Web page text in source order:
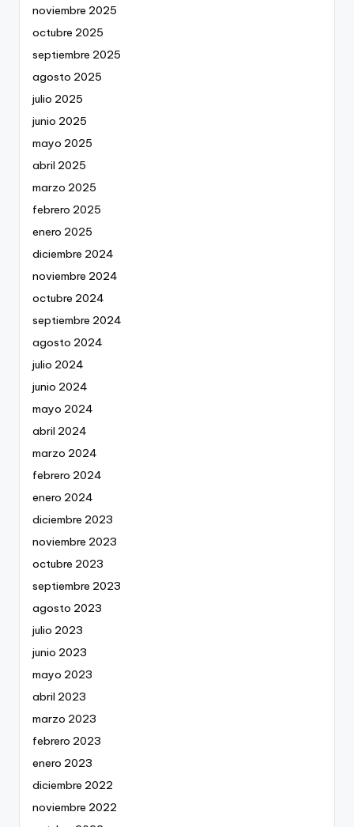
noviembre 2025
octubre 2025
septiembre 2025
agosto 2025
julio 2025
junio 2025
mayo 2025
abril 2025
marzo 2025
febrero 2025
enero 2025
diciembre 2024
noviembre 2024
octubre 2024
septiembre 2024
agosto 2024
julio 2024
junio 2024
mayo 2024
abril 2024
marzo 2024
febrero 2024
enero 2024
diciembre 2023
noviembre 2023
octubre 2023
septiembre 2023
agosto 2023
julio 2023
junio 2023
mayo 2023
abril 2023
marzo 2023
febrero 2023
enero 2023
diciembre 2022
noviembre 2022